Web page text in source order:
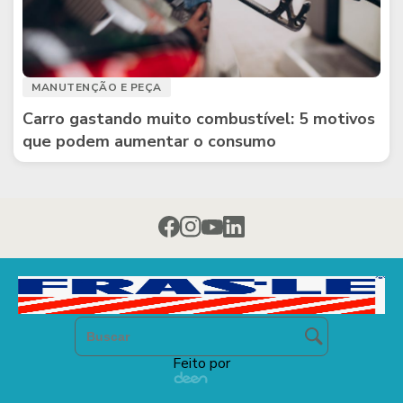
MANUTENÇÃO E PEÇA
Carro gastando muito combustível: 5 motivos
que podem aumentar o consumo
Feito por